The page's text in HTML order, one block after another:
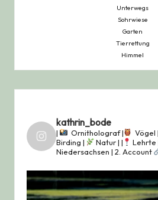
Unterwegs
Sohrwiese
Garten
Tierrettung
Himmel
kathrin_bode
| Ornitholograf | Vögel |
Birding |
Natur | |
Lehrte
Niedersachsen | 2. Account